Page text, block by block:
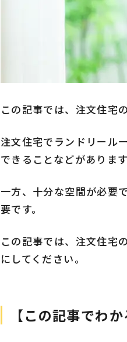
この記事では、注文住宅
注文住宅でランドリール
できることなどがあります
一方、十分な空間が必要
要です。
この記事では、注文住宅
にしてください。
【この記事でわか